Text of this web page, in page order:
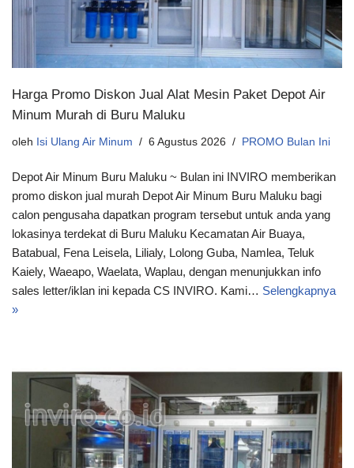
Harga Promo Diskon Jual Alat Mesin Paket Depot Air
Minum Murah di Buru Maluku
oleh Isi Ulang Air Minum 6 Agustus 2026 PROMO Bulan Ini
Depot Air Minum Buru Maluku ~ Bulan ini INVIRO memberikan
promo diskon jual murah Depot Air Minum Buru Maluku bagi
calon pengusaha dapatkan program tersebut untuk anda yang
lokasinya terdekat di Buru Maluku Kecamatan Air Buaya,
Batabual, Fena Leisela, Lilialy, Lolong Guba, Namlea, Teluk
Kaiely, Waeapo, Waelata, Waplau, dengan menunjukkan info
sales letter/iklan ini kepada CS INVIRO. Kami… Selengkapnya
»